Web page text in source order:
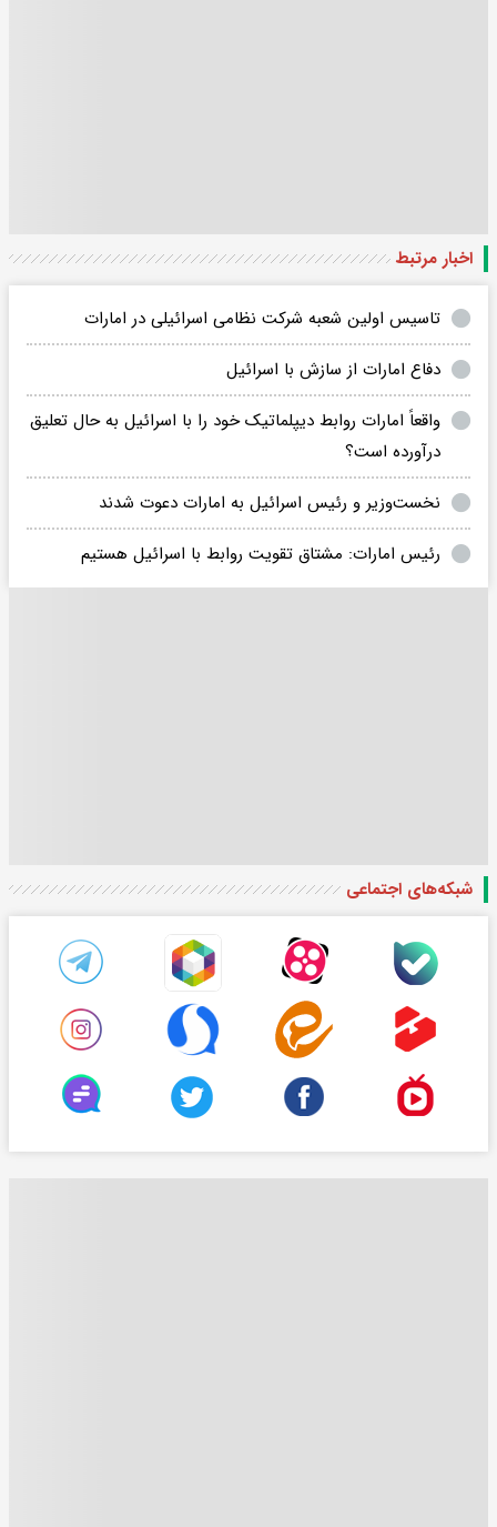
اخبار مرتبط
تاسیس اولین شعبه شرکت نظامی اسرائیلی در امارات
دفاع امارات از سازش با اسرائیل
واقعاً امارات روابط دیپلماتیک خود را با اسرائیل به حال تعلیق
درآورده است؟
نخست‌وزیر و رئیس اسرائیل به امارات دعوت شدند
رئیس امارات: مشتاق تقویت روابط با اسرائیل هستیم
شبکه‌های اجتماعی